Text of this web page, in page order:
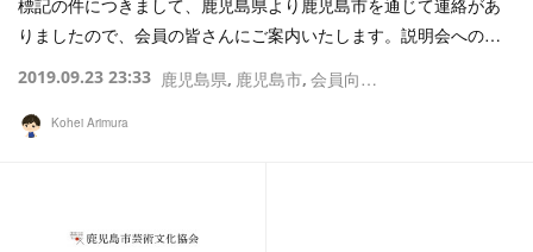
標記の件につきまして、鹿児島県より鹿児島市を通じて連絡があ
りましたので、会員の皆さんにご案内いたします。説明会への…
2019.09.23 23:33 鹿児島県 鹿児島市 会員向け情報
Kohei Arimura